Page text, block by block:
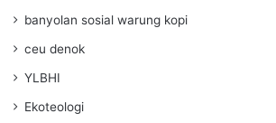
banyolan sosial warung kopi
ceu denok
YLBHI
Ekoteologi